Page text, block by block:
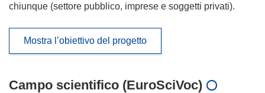
chiunque (settore pubblico, imprese e soggetti privati).
Mostra l’obiettivo del progetto
Campo scientifico (EuroSciVoc)